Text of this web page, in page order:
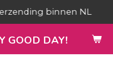
GOOD DAY!
binnen NL